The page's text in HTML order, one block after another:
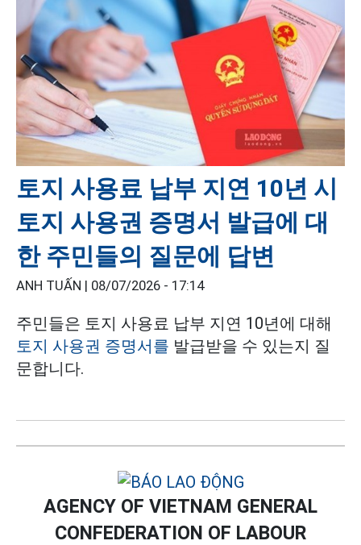
토지 사용료 납부 지연 10년 시
토지 사용권 증명서 발급에 대
한 주민들의 질문에 답변
ANH TUẤN | 08/07/2026 - 17:14
주민들은 토지 사용료 납부 지연 10년에 대해
토지 사용권 증명서를 발급받을 수 있는지 질
문합니다.
AGENCY OF VIETNAM GENERAL
CONFEDERATION OF LABOUR